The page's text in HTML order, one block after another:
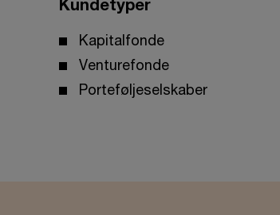
Kundetyper
Kapitalfonde
Venturefonde
Porteføljeselskaber